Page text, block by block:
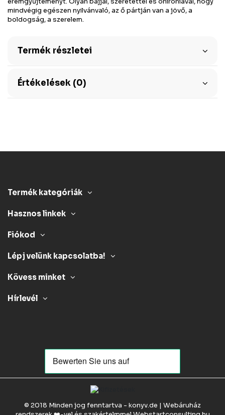
mindvégig egészen nyilvánvaló, az ő pártján van a jövő, a
boldogság, a szerelem.
Termék részletei
Értékelések (0)
Termék kategóriák
Hasznos linkek
Fiókod
Lépj velünk kapcsolatba!
Kövess minket
Hírlevél
© 2018 Minden jog fenntartva - konyv.de | Webáruház